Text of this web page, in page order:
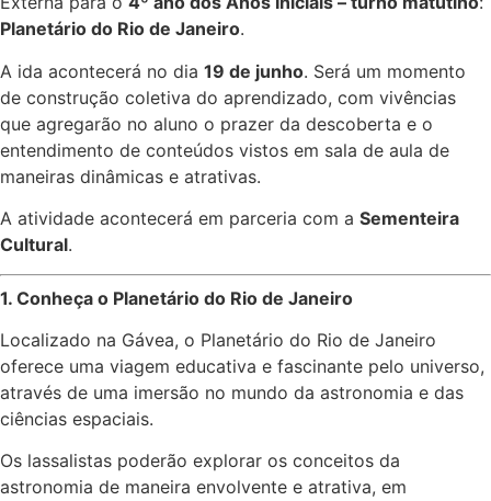
Planetário do Rio de Janeiro.
A ida acontecerá no dia 19 de junho. Será um momento
de construção coletiva do aprendizado, com vivências
que agregarão no aluno o prazer da descoberta e o
entendimento de conteúdos vistos em sala de aula de
maneiras dinâmicas e atrativas.
A atividade acontecerá em parceria com a Sementeira
Cultural.
1. Conheça o Planetário do Rio de Janeiro
Localizado na Gávea, o Planetário do Rio de Janeiro
oferece uma viagem educativa e fascinante pelo universo,
através de uma imersão no mundo da astronomia e das
ciências espaciais.
Os lassalistas poderão explorar os conceitos da
astronomia de maneira envolvente e atrativa, em